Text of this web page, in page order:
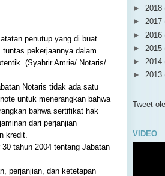
penutup yang di buat
pekerjaannya dalam
(Syahrir Amrie/ Notaris/
Notaris tidak ada satu
untuk menerangkan bahwa
bahwa sertifikat hak
dari perjanjian
kredit.
tahun 2004 tentang Jabatan
perjanjian, dan ketetapan
► 2018
► 2017
► 2016
► 2015
► 2014
► 2013
▼2011
►
▼
Tweet
VIDEO